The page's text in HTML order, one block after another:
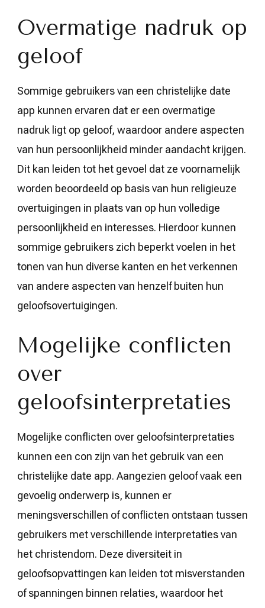
Overmatige nadruk op
geloof
Sommige gebruikers van een christelijke date
app kunnen ervaren dat er een overmatige
nadruk ligt op geloof, waardoor andere aspecten
van hun persoonlijkheid minder aandacht krijgen.
Dit kan leiden tot het gevoel dat ze voornamelijk
worden beoordeeld op basis van hun religieuze
overtuigingen in plaats van op hun volledige
persoonlijkheid en interesses. Hierdoor kunnen
sommige gebruikers zich beperkt voelen in het
tonen van hun diverse kanten en het verkennen
van andere aspecten van henzelf buiten hun
geloofsovertuigingen.
Mogelijke conflicten
over
geloofsinterpretaties
Mogelijke conflicten over geloofsinterpretaties
kunnen een con zijn van het gebruik van een
christelijke date app. Aangezien geloof vaak een
gevoelig onderwerp is, kunnen er
meningsverschillen of conflicten ontstaan tussen
gebruikers met verschillende interpretaties van
het christendom. Deze diversiteit in
geloofsopvattingen kan leiden tot misverstanden
of spanningen binnen relaties, waardoor het